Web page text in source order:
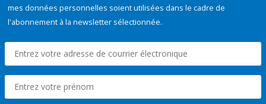
mes données personnelles soient utilisées dans le cadre de
l'abonnement à la newsletter sélectionnée.